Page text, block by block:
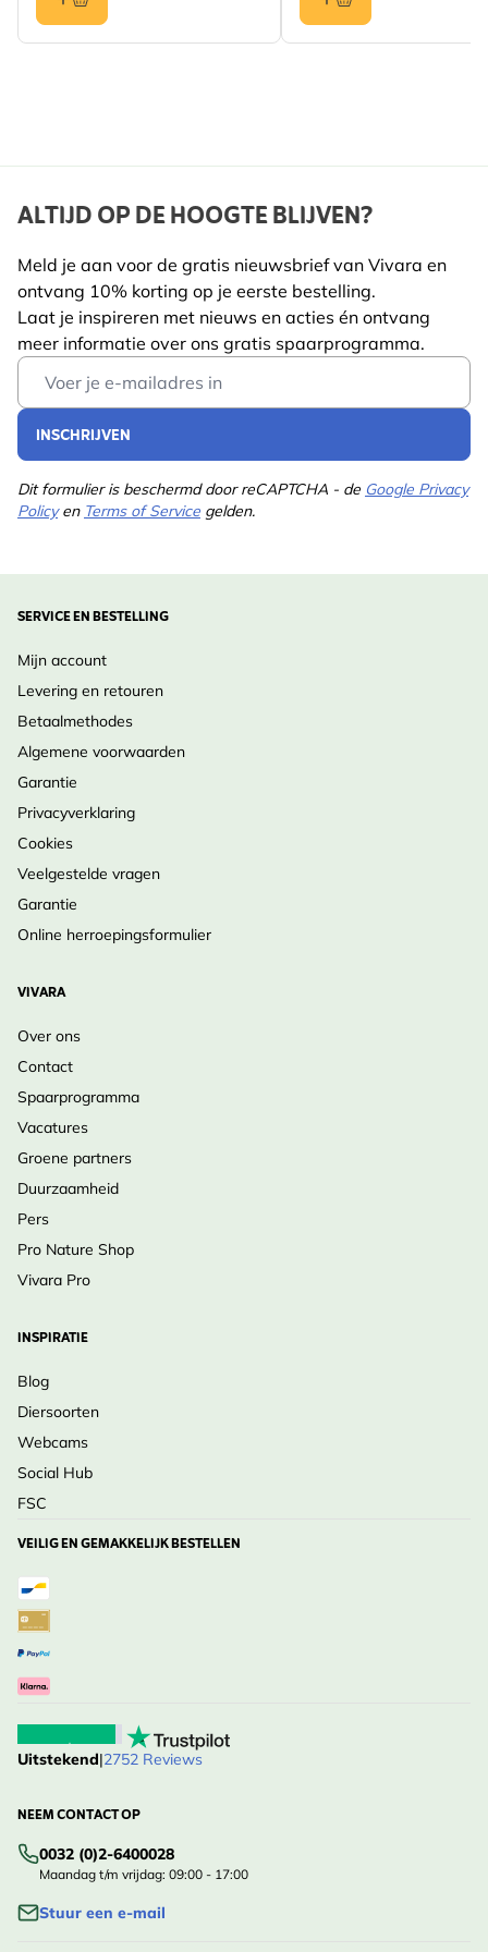
ALTIJD OP DE HOOGTE BLIJVEN?
Meld je aan voor de gratis nieuwsbrief van Vivara en
ontvang 10% korting op je eerste bestelling.
Laat je inspireren met nieuws en acties én ontvang
meer informatie over ons gratis spaarprogramma.
Email Address
INSCHRIJVEN
Dit formulier is beschermd door reCAPTCHA - de Google Privacy
Policyen Terms of Service gelden.
SERVICE EN BESTELLING
Mijn account
Levering en retouren
Betaalmethodes
Algemene voorwaarden
Garantie
Privacyverklaring
Cookies
Veelgestelde vragen
Garantie
Online herroepingsformulier
VIVARA
Over ons
Contact
Spaarprogramma
Vacatures
Groene partners
Duurzaamheid
Pers
Pro Nature Shop
Vivara Pro
INSPIRATIE
Blog
Diersoorten
Webcams
Social Hub
FSC
VEILIG EN GEMAKKELIJK BESTELLEN
Uitstekend|2752 Reviews
NEEM CONTACT OP
0032 (0)2-6400028
Maandag t/m vrijdag: 09:00 - 17:00
Stuur een e-mail